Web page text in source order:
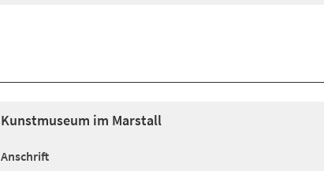
Kunstmuseum im Marstall
Anschrift